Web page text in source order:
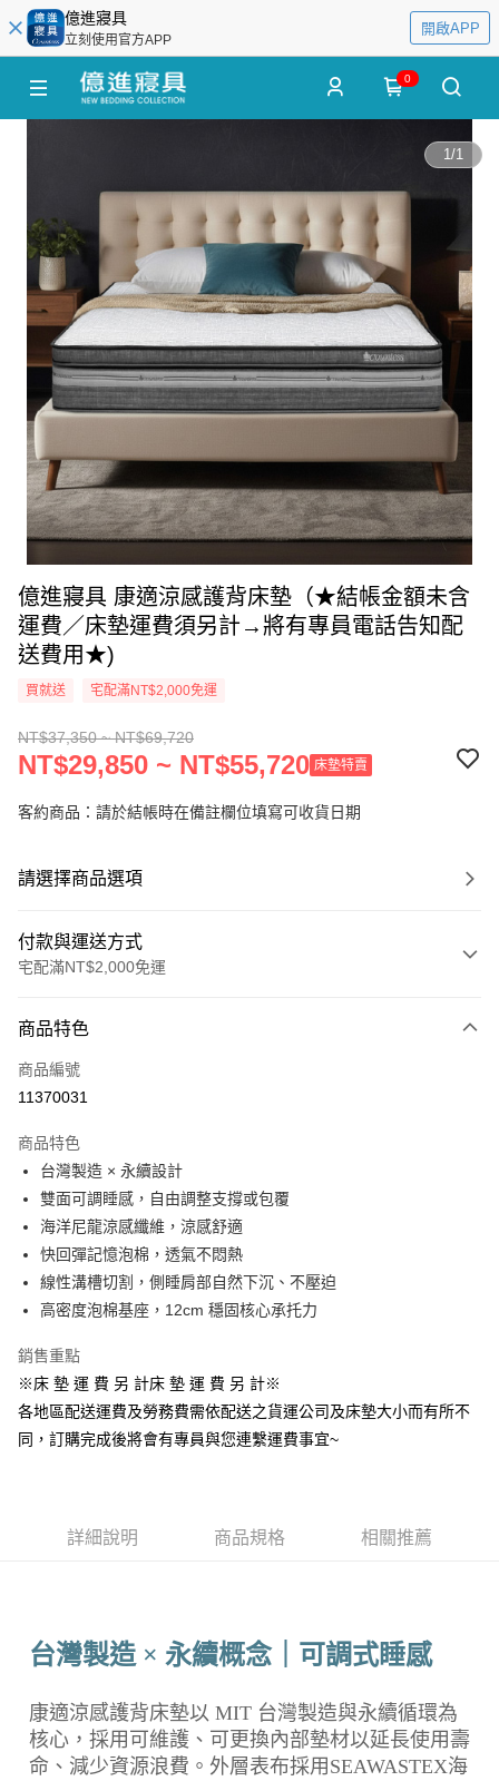
億進寢具
立刻使用官方APP
開啟APP
0
1/1
億進寢具 康適涼感護背床墊（★結帳金額未含
運費／床墊運費須另計→將有專員電話告知配
送費用★)
買就送 宅配滿NT$2,000免運
NT$37,350 ~ NT$69,720
NT$29,850 ~ NT$55,720 床墊特賣
客約商品：請於結帳時在備註欄位填寫可收貨日期
請選擇商品選項
付款與運送方式
宅配滿NT$2,000免運
信用卡一次付款
信用卡分期付款
合作金庫商業銀行
華南商業銀行
上海商業儲蓄銀行
台北富邦商業銀行
國泰世華商業銀行
臺灣中小企業銀行
匯豐（台灣）商業銀行
華泰商業銀行
聯邦商業銀行
遠東國際商業銀行
元大商業銀行
永豐商業銀行
台新國際商業銀行
台灣樂天信用卡公司
6 期 0 利率 每期
華南商業銀行
彰化商業銀行
上海商業儲蓄銀行
國泰世華商業銀行
臺灣中小企業銀行
台中商業銀行
匯豐（台灣）商業銀行
華泰商業銀行
元大商業銀行
玉山商業銀行
台灣樂天信用卡公司
LINE Pay
Apple Pay
悠遊付
Google Pay
全盈+PAY
商品特色
商品編號
11370031
商品特色
台灣製造 × 永續設計
雙面可調睡感，自由調整支撐或包覆
海洋尼龍涼感纖維，涼感舒適
快回彈記憶泡棉，透氣不悶熱
線性溝槽切割，側睡肩部自然下沉、不壓迫
高密度泡棉基座，12cm 穩固核心承托力
銷售重點
※床 墊 運 費 另 計床 墊 運 費 另 計※
各地區配送運費及勞務費需依配送之貨運公司及床墊大小而有所不
同，訂購完成後將會有專員與您連繫運費事宜~
詳細說明 商品規格 相關推薦
台灣製造 × 永續概念｜可調式睡感
康適涼感護背床墊以 MIT 台灣製造與永續循環為
核心，採用可維護、可更換內部墊材以延長使用壽
命、減少資源浪費。外層表布採用SEAWASTEX海